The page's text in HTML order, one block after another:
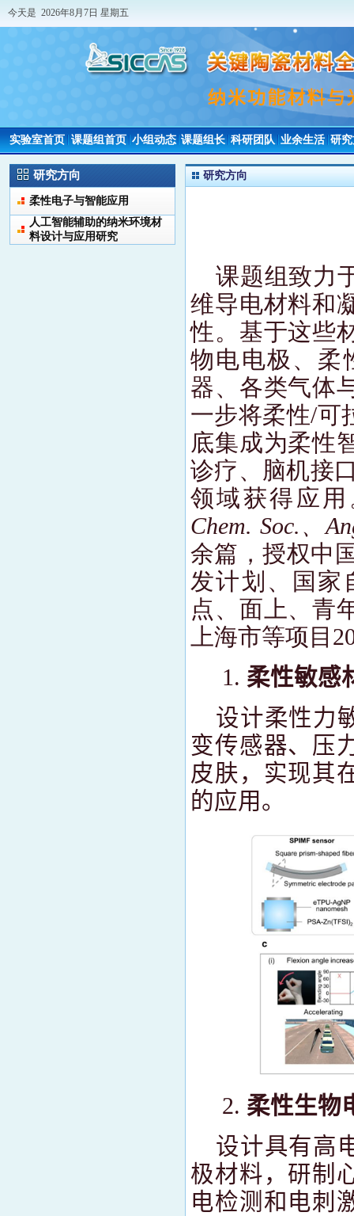
今天是 2026年8月7日 星期五
实验室首页 课题组首页 小组动态 课题组长 科研团队 业余生活 研
研究方向
柔性电子与智能应用
人工智能辅助的纳米环境材
料设计与应用研究
研究方向
课题组致力
维导电材料和
性。基于这些
物电电极、柔
器、各类气体
一步将柔性/可
底集成为柔性
诊疗、脑机接
领域获得应
Chem. Soc. 、
余篇，授权中
发计划、国家
点、面上、青
上海市等项目
柔性敏感
设计柔性力
变传感器、压
皮肤，实现其
的应用。
柔性生物
设计具有高
极材料，研制
电检测和电刺